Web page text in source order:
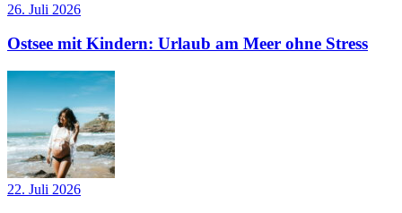
26. Juli 2026
Ostsee mit Kindern: Urlaub am Meer ohne Stress
22. Juli 2026